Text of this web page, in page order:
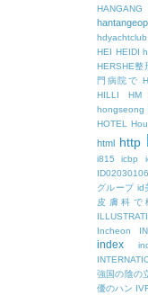
HANGANG
hdyachtclub
HEI HEIDI
HERSHE整
門病院で
HILLI
hongseong
HOTEL
html http
i815
icbp
ID02030106
グループ id
皮膚科で
Incheon
index
強国の陰の
優のハン